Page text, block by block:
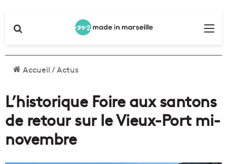
Accueil/Actus
L’historique Foire aux santons
de retour sur le Vieux-Port mi-
novembre